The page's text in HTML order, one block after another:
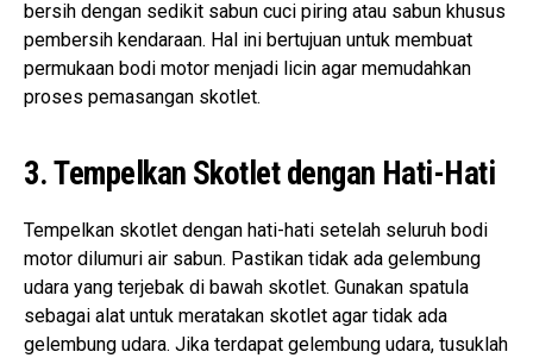
bersih dengan sedikit sabun cuci piring atau sabun khusus
pembersih kendaraan. Hal ini bertujuan untuk membuat
permukaan bodi motor menjadi licin agar memudahkan
proses pemasangan skotlet.
3. Tempelkan Skotlet dengan Hati-Hati
Tempelkan skotlet dengan hati-hati setelah seluruh bodi
motor dilumuri air sabun. Pastikan tidak ada gelembung
udara yang terjebak di bawah skotlet. Gunakan spatula
sebagai alat untuk meratakan skotlet agar tidak ada
gelembung udara. Jika terdapat gelembung udara, tusuklah